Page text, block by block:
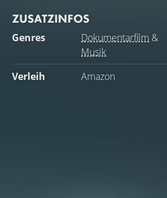
ZUSATZINFOS
Genres Dokumentarfilm &
Musik
Verleih
Amazon